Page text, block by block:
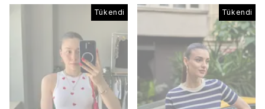
Tükendi Tükendi